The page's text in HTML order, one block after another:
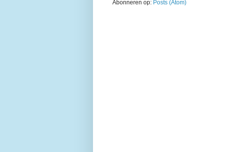
Abonneren op: Posts (Atom)